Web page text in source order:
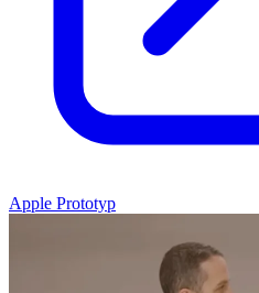
Apple Prototyp